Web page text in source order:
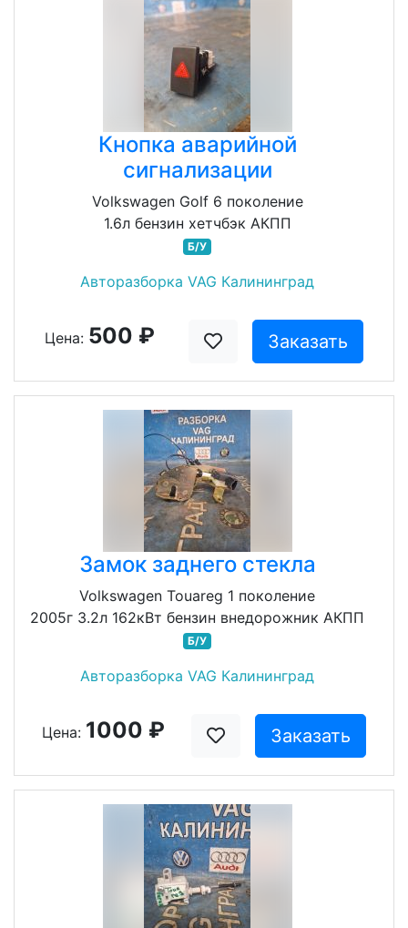
Кнопка аварийной
сигнализации
Volkswagen Golf 6 поколение
1.6л бензин хетчбэк АКПП
Б/У
Авторазборка VAG Калининград
Цена: 500 ₽ Заказать
Замок заднего стекла
Volkswagen Touareg 1 поколение
2005г 3.2л 162кВт бензин внедорожник АКПП
Б/У
Авторазборка VAG Калининград
Цена: 1000 ₽ Заказать